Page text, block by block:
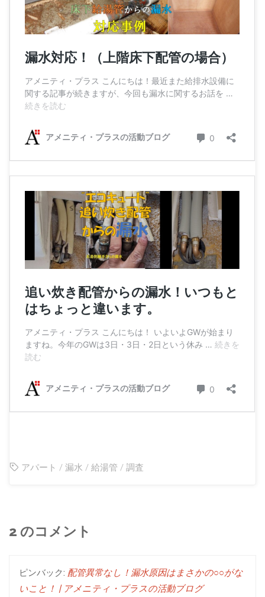
アパート / 漏水 / 給湯管 / 調査
2 のコメント
ピンバック: 配管異常なし！漏水原因はまさかの○○がな
いこと！ | アメニティ・プラスの活動ブログ